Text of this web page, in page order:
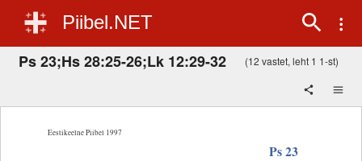
Piibel.NET
Ps 23;Hs 28:25-26;Lk 12:29-32 (12 vastet, leht 1 1-st)
Eestikeelne Piibel 1997
Ps 23